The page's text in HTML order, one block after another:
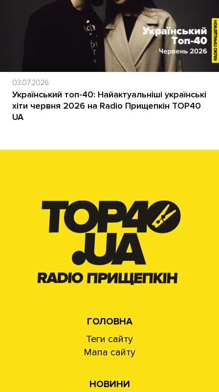
03.07.2026
Український топ-40: Найактуальніші українські
хіти червня 2026 на Radio Прищепкін TOP40
UA
ГОЛОВНА
Теги сайту
Мапа сайту
НОВИНИ